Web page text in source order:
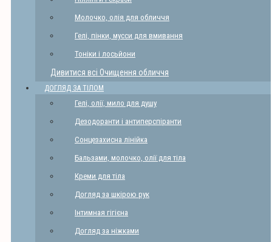
Молочко, олія для обличчя
Гелі, пінки, мусси для вмивання
Тоніки і лосьйони
Дивитися всі Очищення обличчя
ДОГЛЯД ЗА ТІЛОМ
Гелі, олії, мило для душу
Дезодоранти і антиперспіранти
Сонцезахисна лінійка
Бальзами, молочко, олії для тіла
Креми для тіла
Догляд за шкірою рук
Інтимная гігієна
Догляд за ніжками